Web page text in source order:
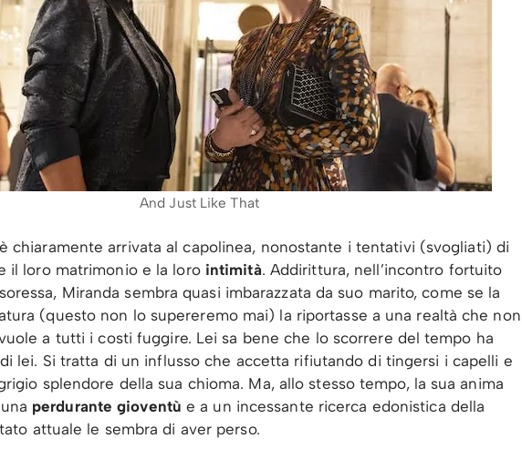
And Just Like That
chiaramente arrivata al capolinea, nonostante i tentativi (svogliati) di
il loro matrimonio e la loro intimità. Addirittura, nell’incontro fortuito
Miranda sembra quasi imbarazzata da suo marito, come se la
(questo non lo supereremo mai) la riportasse a una realtà che non
a tutti i costi fuggire. Lei sa bene che lo scorrere del tempo ha
lei. Si tratta di un influsso che accetta rifiutando di tingersi i capelli e
splendore della sua chioma. Ma, allo stesso tempo, la sua anima
perdurante gioventù e a un incessante ricerca edonistica della
attuale le sembra di aver perso.